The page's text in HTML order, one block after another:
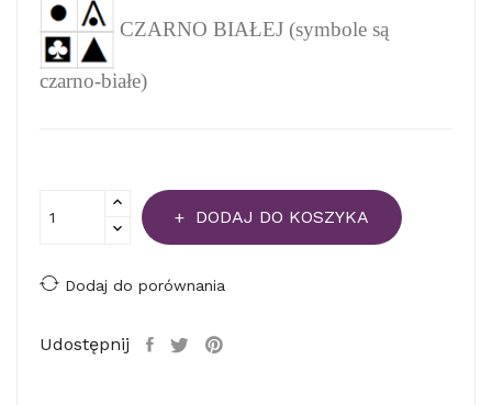
CZARNO BIAŁEJ (symbole są
czarno-białe)
DODAJ DO KOSZYKA
Dodaj do porównania
Udostępnij